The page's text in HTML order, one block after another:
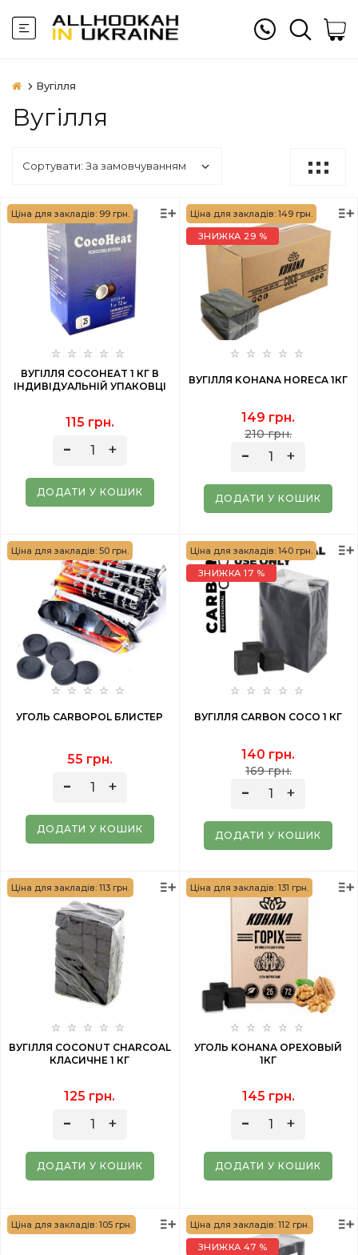
Вугілля
Вугілля
Ціна для закладів: 99 грн.
ВУГІЛЛЯ COCOHEAT 1 КГ В
ІНДИВІДУАЛЬНІЙ УПАКОВЦІ
115 грн.
ДОДАТИ У КОШИК
Ціна для закладів: 149 грн.
ЗНИЖКА 29 %
ВУГІЛЛЯ KOHANA HORECA 1КГ
210 грн.
149 грн.
ДОДАТИ У КОШИК
Ціна для закладів: 50 грн.
УГОЛЬ CARBOPOL БЛИСТЕР
55 грн.
ДОДАТИ У КОШИК
Ціна для закладів: 140 грн.
ЗНИЖКА 17 %
ВУГІЛЛЯ CARBON COCO 1 КГ
169 грн.
140 грн.
ДОДАТИ У КОШИК
Ціна для закладів: 113 грн.
ВУГІЛЛЯ COCONUT CHARCOAL
КЛАСИЧНЕ 1 КГ
125 грн.
ДОДАТИ У КОШИК
Ціна для закладів: 131 грн.
УГОЛЬ KOHANA ОРЕХОВЫЙ
1КГ
145 грн.
ДОДАТИ У КОШИК
Ціна для закладів: 105 грн.
Ціна для закладів: 112 грн.
ЗНИЖКА 47 %